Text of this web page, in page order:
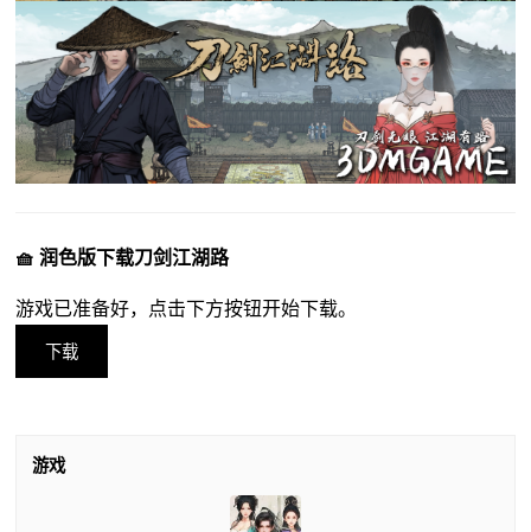
🧺 润色版下载刀剑江湖路
游戏已准备好，点击下方按钮开始下载。
下载
游戏